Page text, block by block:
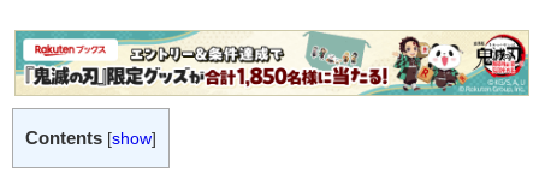
Contents [show]